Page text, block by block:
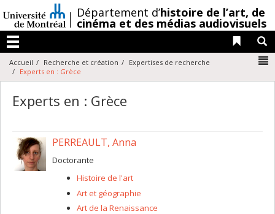
au
contenu
/Département d’histoire de l’art, de
cinéma et des médias audiovisuels
Menu
Liens
Accueil Recherche et création
Expertises de recherche
Experts en : Grèce
Experts en : Grèce
PERREAULT, Anna
Doctorante
Histoire de l'art
Art et géographie
Art de la Renaissance